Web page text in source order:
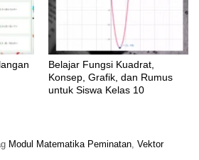
Belajar Fungsi Kuadrat,
Konsep, Grafik, dan Rumus
untuk Siswa Kelas 10
Modul Matematika Peminatan, Vektor